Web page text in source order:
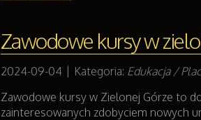
Zawodowe kursy w
2024-09-04 Kategoria: Edukacja /
Zawodowe kursy w Zielonej Górze to
zainteresowanych zdobyciem nowych